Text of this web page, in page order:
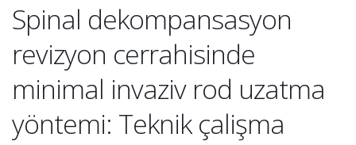
Spinal dekompansasyon
revizyon cerrahisinde
minimal invaziv rod uzatma
yöntemi: Teknik çalişma